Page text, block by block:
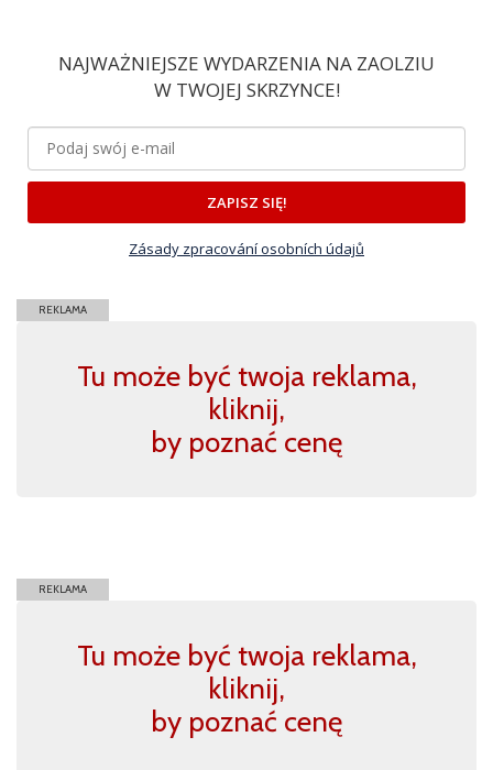
NAJWAŻNIEJSZE WYDARZENIA NA ZAOLZIU
W TWOJEJ SKRZYNCE!
ZAPISZ SIĘ!
Zásady zpracování osobních údajů
REKLAMA
Tu może być twoja reklama,
kliknij,
by poznać cenę
REKLAMA
Tu może być twoja reklama,
kliknij,
by poznać cenę